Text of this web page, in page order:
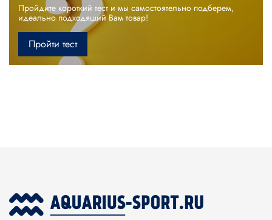
Пройдите короткий тест и мы самостоятельно подберем,
идеально подходящий Вам товар!
Пройти тест